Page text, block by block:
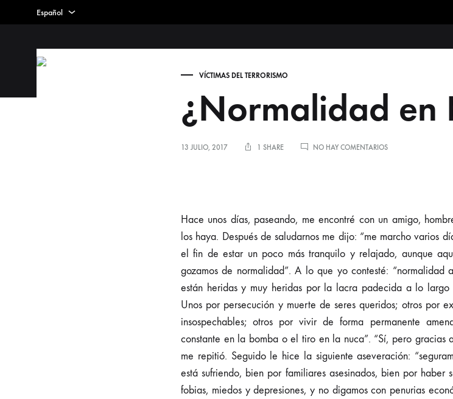
Español
Euskera
VÍCTIMAS DEL TERRORISMO
¿Normalidad en
13 JULIO, 2017 1 SHARE NO HAY COMENTARIOSEN
Hace unos días, paseando, me encontré con un amigo,
los haya. Después de saludarnos me dijo: “me marcho varios
el fin de estar un poco más tranquilo y relajado, aunque
gozamos de normalidad”. A lo que yo contesté: “normalidad
están heridas y muy heridas por la lacra padecida a lo largo
Unos por persecución y muerte de seres queridos; otros por
insospechables; otros por vivir de forma permanente
constante en la bomba o el tiro en la nuca”. “Sí, pero gracias
me repitió. Seguido le hice la siguiente aseveración:
está sufriendo, bien por familiares asesinados, bien por
fobias, miedos y depresiones, y no digamos con penurias